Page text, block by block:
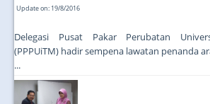
Update on: 19/8/2016
Delegasi Pusat Pakar Perubatan
(PPPUiTM) hadir sempena lawatan penanda
...